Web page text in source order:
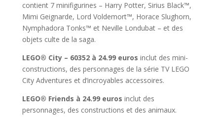
contient 7 minifigurines – Harry Potter, Sirius Black™,
Mimi Geignarde, Lord Voldemort™, Horace Slughorn,
Nymphadora Tonks™ et Neville Londubat – et des
objets culte de la saga.
LEGO® City – 60352 à 24.99 euros inclut des mini-
constructions, des personnages de la série TV LEGO
City Adventures et d’incroyables accessoires.
LEGO® Friends à 24.99 euros inclut des
personnages, des constructions et des animaux.